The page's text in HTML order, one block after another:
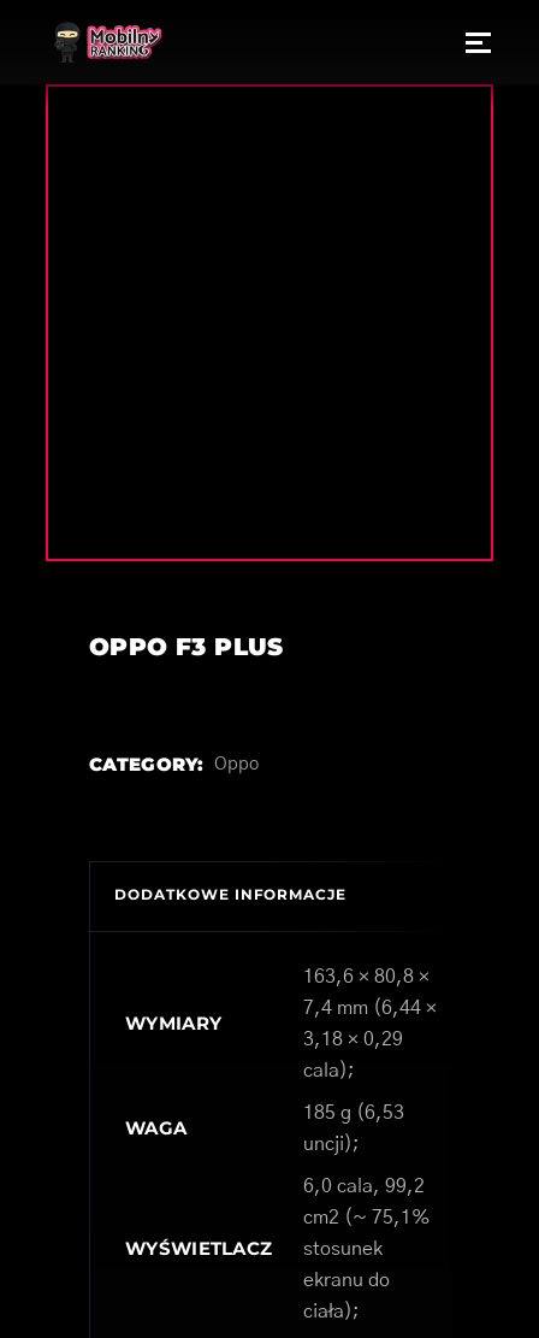
OPPO F3 PLUS
CATEGORY: Oppo
DODATKOWE INFORMACJE
WYMIARY
163,6 × 80,8 ×
7,4 mm (6,44 ×
3,18 × 0,29
cala);
WAGA
185 g (6,53
uncji);
WYŚWIETLACZ
6,0 cala, 99,2
cm2 (~ 75,1%
stosunek
ekranu do
ciała);